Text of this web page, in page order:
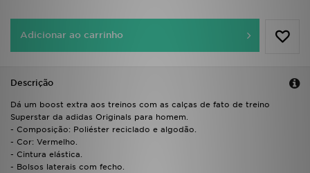
Adicionar ao carrinho
Descrição
Dá um boost extra aos treinos com as calças de fato de treino
Superstar da adidas Originals para homem.
- Composição: Poliéster reciclado e algodão.
- Cor: Vermelho.
- Cintura elástica.
- Bolsos laterais com fecho.